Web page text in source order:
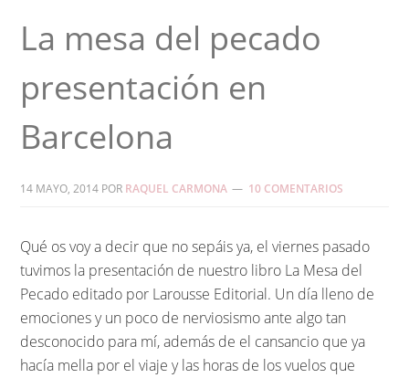
La mesa del pecado
presentación en
Barcelona
14 MAYO, 2014 POR RAQUEL CARMONA 10 COMENTARIOS
Qué os voy a decir que no sepáis ya, el viernes pasado
tuvimos la presentación de nuestro libro La Mesa del
Pecado editado por Larousse Editorial. Un día lleno de
emociones y un poco de nerviosismo ante algo tan
desconocido para mí, además de el cansancio que ya
hacía mella por el viaje y las horas de los vuelos que